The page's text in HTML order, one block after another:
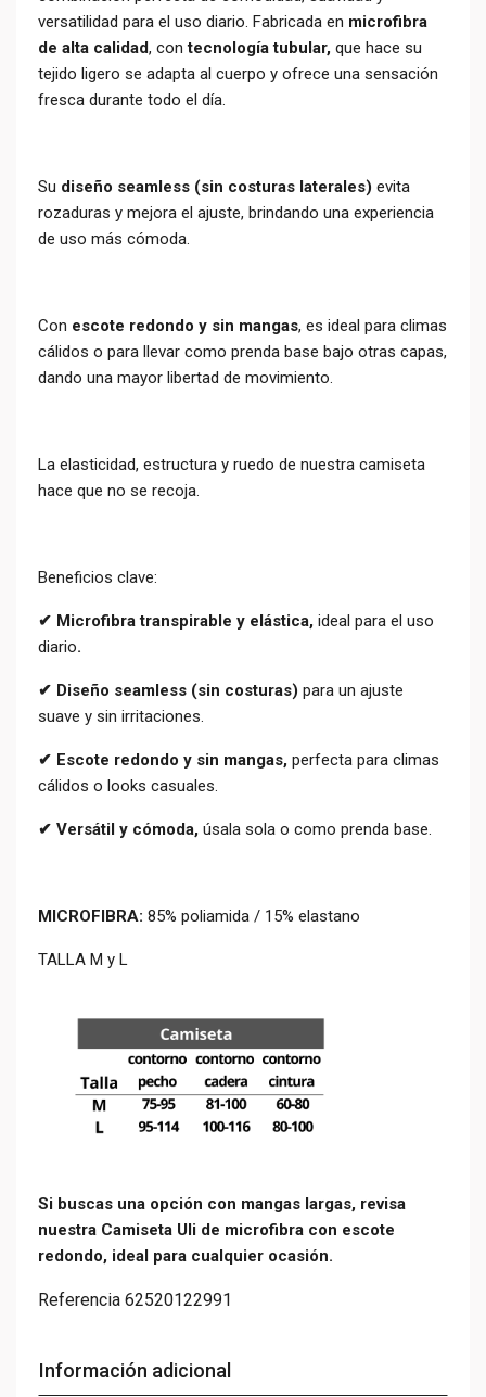
versatilidad para el uso diario. Fabricada en microfibra
de alta calidad, contecnología tubular, que hace su
tejido ligero se adapta al cuerpo y ofrece una sensación
fresca durante todo el día.
Su diseño seamless (sin costuras laterales) evita
rozaduras y mejora el ajuste, brindando una experiencia
de uso más cómoda.
Con escote redondo y sin mangas, es ideal para climas
cálidos o para llevar como prenda base bajo otras capas,
dando una mayor libertad de movimiento.
La elasticidad, estructura y ruedo de nuestra camiseta
hace que no se recoja.
Beneficios clave:
✔ Microfibra transpirable y elástica, ideal para el uso
diario.
✔ Diseño seamless (sin costuras) para un ajuste
suave y sin irritaciones.
✔ Escote redondo y sin mangas, perfecta para climas
cálidos o looks casuales.
✔ Versátil y cómoda, úsala sola o como prenda base.
MICROFIBRA: 85% poliamida / 15% elastano
TALLA M y L
Si buscas una opción con mangas largas, revisa
nuestra Camiseta Uli de microfibra con escote
redondo, ideal para cualquier ocasión.
Referencia 62520122991
Información adicional